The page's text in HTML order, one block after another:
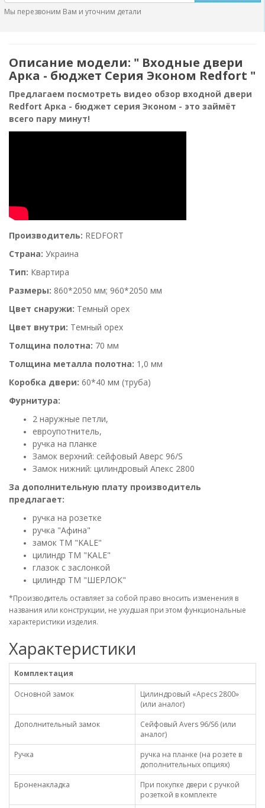
Мы перезвоним Вам и уточним детали
Описание модели: " Входные двери
Арка - бюджет Серия Эконом Redfort "
Предлагаем посмотреть видео обзор входной двери
Redfort Арка - бюджет серия Эконом - это займёт
всего пару минут!
Производитель: REDFORT
Страна: Украина
Тип: Квартира
Размеры: 860*2050 мм; 960*2050 мм
Цвет снаружи: Темный орех
Цвет внутри: Темный орех
Толщина полотна: 70 мм
Толщина металла полотна: 1,0 мм
Коробка двери: 60*40 мм (труба)
Фурнитура:
2 наружные петли,
евроупотнитель,
ручка на планке
Замок верхний: сейфовый Аверс 96/S
Замок нижний: цилиндровый Апекс 2800
За дополнительную плату производитель
предлагает:
ручка на розетке
ручка "Афина"
замок ТМ "KALE"
цилиндр ТМ "KALE"
глазок с заслонкой
цилиндр ТМ "ШЕРЛОК"
*Производитель оставляет за собой право вносить изменения в
названия или конструкции, не ухудшая при этом функциональные
характеристики изделия.
Характеристики
Комплектация
Основной замок
Цилиндровый «Аpecs 2800»
(или аналог)
Дополнительный замок
Сейфовый Аvers 96/S6 (или
аналог)
Ручка
ручка на планке (на розете в
дополнительных опциях)
Броненакладка
При покупке двери с ручкой
розеткой в комплекте